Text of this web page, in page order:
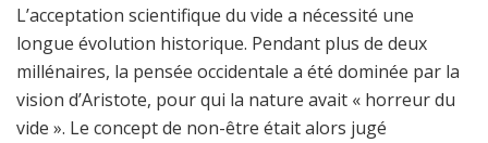
L’acceptation scientifique du vide a nécessité une
longue évolution historique. Pendant plus de deux
millénaires, la pensée occidentale a été dominée par la
vision d’Aristote, pour qui la nature avait « horreur du
vide ». Le concept de non-être était alors jugé